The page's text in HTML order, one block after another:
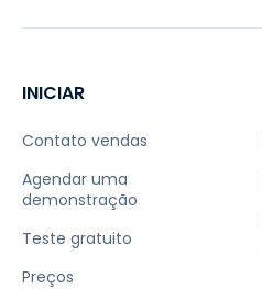
INICIAR
Contato vendas
Agendar uma
demonstração
Teste gratuito
Preços